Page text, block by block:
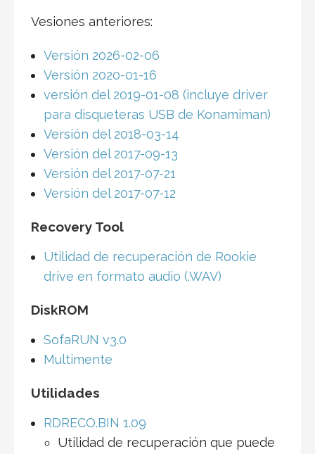
Vesiones anteriores:
Versión 2026-02-06
Versión 2020-01-16
versión del 2019-01-08 (incluye driver
para disqueteras USB de Konamiman)
Versión del 2018-03-14
Versión del 2017-09-13
Versión del 2017-07-21
Versión del 2017-07-12
Recovery Tool
Utilidad de recuperación de Rookie
drive en formato audio (.WAV)
DiskROM
SofaRUN v3.0
Multimente
Utilidades
RDRECO.BIN 1.09
Utilidad de recuperación que puede